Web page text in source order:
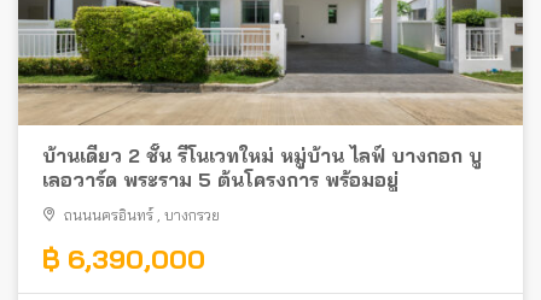
บ้านเดี่ยว 2 ชั้น รีโนเวทใหม่ หมู่บ้าน ไลฟ์ บางกอก บู
เลอวาร์ด พระราม 5 ต้นโครงการ พร้อมอยู่
ถนนนครอินทร์ บางกรวย
฿ 6,390,000